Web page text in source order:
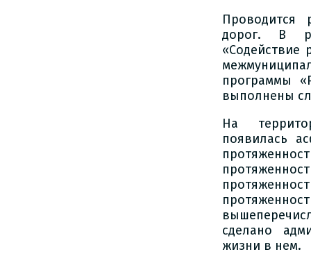
Проводится
дорог. В
«Содействие
программы
выполнены
На
появилась
сделано
жизни в нем.